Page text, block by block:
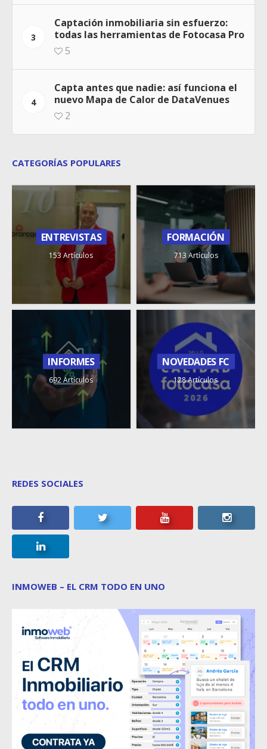
3
Captación inmobiliaria sin esfuerzo:
todas las herramientas de Fotocasa Pro
5
4
Capta antes que nadie: así funciona el
nuevo Mapa de Calor de DataVenues
2
CATEGORÍAS POPULARES
ENTREVISTAS
153 Artículos
FORMACIÓN
713 Artículos
INFORMES
692 Artículos
NOVEDADES FC
128 Artículos
REDES SOCIALES
INMOWEB – EL CRM TODO EN UNO